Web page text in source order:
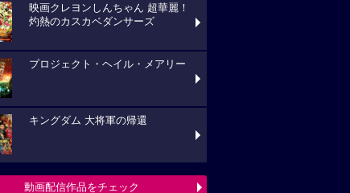
映画クレヨンしんちゃん 超華麗！
灼熱のカスカベダンサーズ
プロジェクト・ヘイル・メアリー
キングダム 大将軍の帰還
動画配信作品をチェック